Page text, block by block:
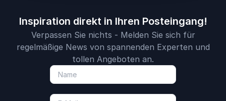
Inspiration direkt in Ihren Posteingang!
Verpassen Sie nichts - Melden Sie sich für
regelmäßige News von spannenden Experten und
tollen Angeboten an.